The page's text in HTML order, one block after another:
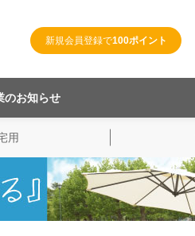
新規会員登録で100ポイント
のお知らせ
用